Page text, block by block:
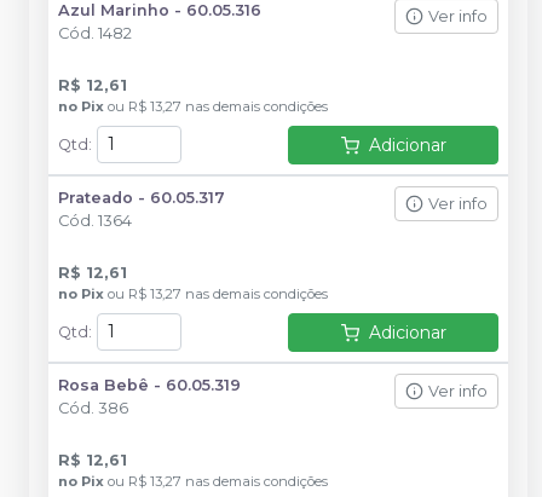
Azul Marinho - 60.05.316
Cód. 1482
Ver info
R$ 12,61
no Pix ou R$ 13,27 nas demais condições
Qtd : Adicionar
Prateado - 60.05.317
Cód. 1364
Ver info
R$ 12,61
no Pix ou R$ 13,27 nas demais condições
Qtd : Adicionar
Rosa Bebê - 60.05.319
Cód. 386
Ver info
R$ 12,61
no Pix ou R$ 13,27 nas demais condições